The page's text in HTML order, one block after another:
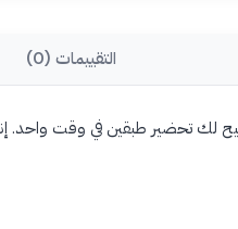
التقييمات (0)
بوعاء منفصل وشواية، مما يتيح لك تحضير طبقين في